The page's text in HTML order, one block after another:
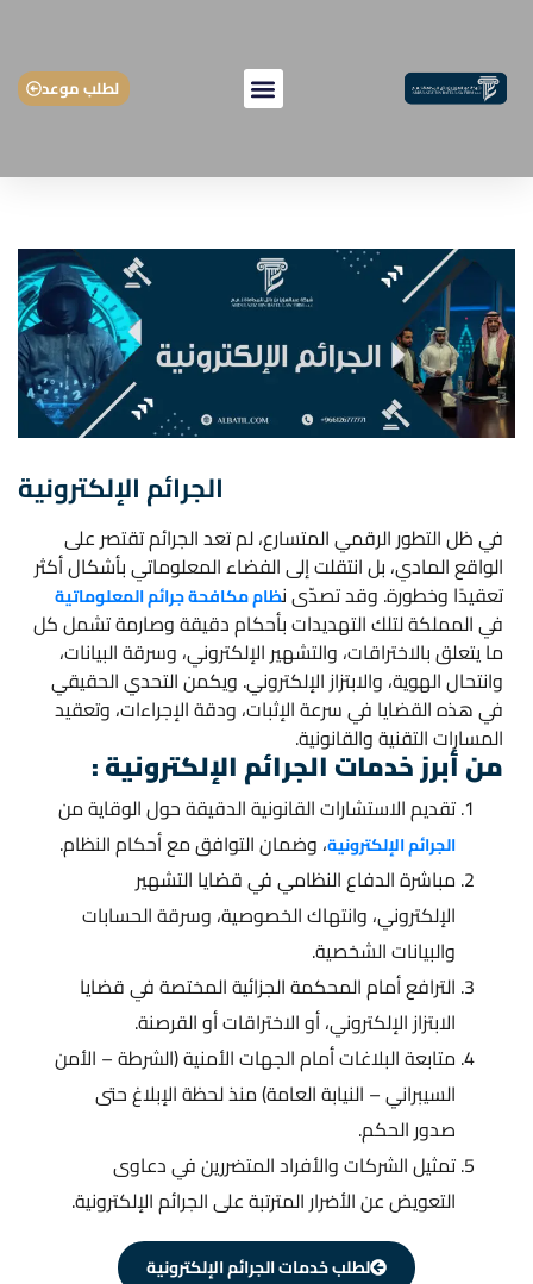
لطلب موعد
الجرائم الإلكترونية
في ظل التطور الرقمي المتسارع، لم تعد الجرائم تقتصر على
الواقع المادي، بل انتقلت إلى الفضاء المعلوماتي بأشكال أكثر
تعقيدًا وخطورة. وقد تصدّى نظام مكافحة جرائم المعلوماتية
في المملكة لتلك التهديدات بأحكام دقيقة وصارمة تشمل كل
ما يتعلق بالاختراقات، والتشهير الإلكتروني، وسرقة البيانات،
وانتحال الهوية، والابتزاز الإلكتروني. ويكمن التحدي الحقيقي
في هذه القضايا في سرعة الإثبات، ودقة الإجراءات، وتعقيد
المسارات التقنية والقانونية.
من أبرز خدمات الجرائم الإلكترونية:
تقديم الاستشارات القانونية الدقيقة حول الوقاية من
الجرائم الإلكترونية، وضمان التوافق مع أحكام النظام.
مباشرة الدفاع النظامي في قضايا التشهير
الإلكتروني، وانتهاك الخصوصية، وسرقة الحسابات
والبيانات الشخصية.
الترافع أمام المحكمة الجزائية المختصة في قضايا
الابتزاز الإلكتروني، أو الاختراقات أو القرصنة.
متابعة البلاغات أمام الجهات الأمنية (الشرطة – الأمن
السيبراني – النيابة العامة) منذ لحظة الإبلاغ حتى
صدور الحكم.
تمثيل الشركات والأفراد المتضررين في دعاوى
التعويض عن الأضرار المترتبة على الجرائم الإلكترونية.
لطلب خدمات الجرائم الإلكترونية